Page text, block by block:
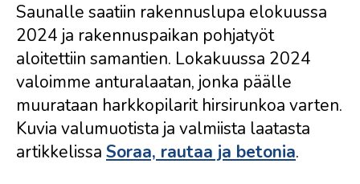
Saunalle saatiin rakennuslupa elokuussa
2024 ja rakennuspaikan pohjatyöt
aloitettiin samantien. Lokakuussa 2024
valoimme anturalaatan, jonka päälle
muurataan harkkopilarit hirsirunkoa varten.
Kuvia valumuotista ja valmiista laatasta
artikkelissa Soraa, rautaa ja betonia.